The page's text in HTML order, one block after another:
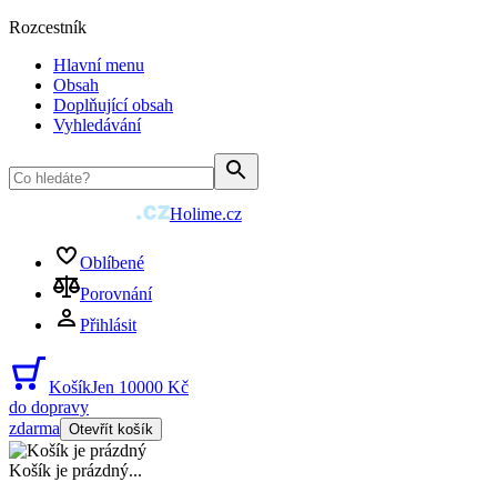
Rozcestník
Hlavní menu
Obsah
Doplňující obsah
Vyhledávání
Holime.cz
Oblíbené
Porovnání
Přihlásit
KošíkJen 10000 Kč
do dopravy
zdarma Otevřít košík
Košík je prázdný...